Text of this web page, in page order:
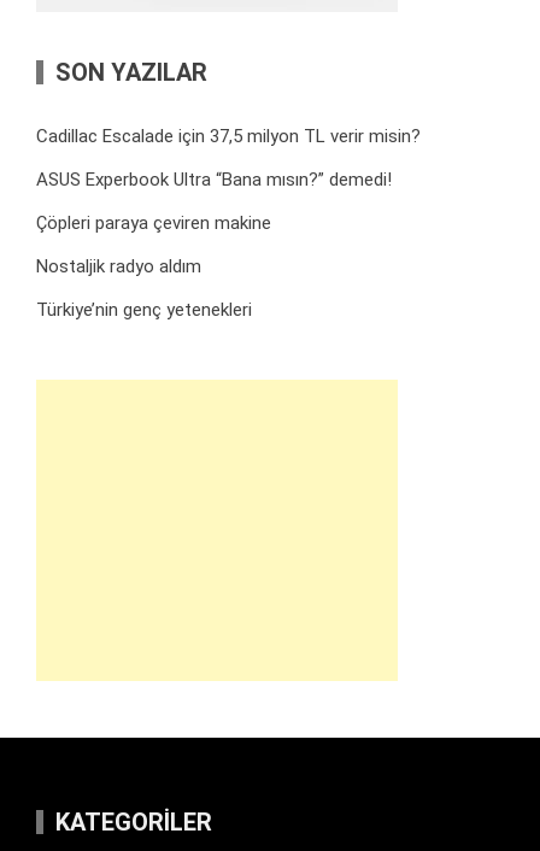
SON YAZILAR
Cadillac Escalade için 37,5 milyon TL verir misin?
ASUS Experbook Ultra “Bana mısın?” demedi!
Çöpleri paraya çeviren makine
Nostaljik radyo aldım
Türkiye’nin genç yetenekleri
KATEGORILER